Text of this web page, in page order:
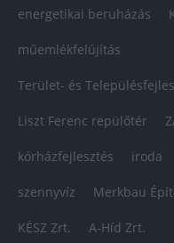
energetikai beruházás
műemlékfelújítás
Terület- és
Liszt Ferenc repülőtér
kórházfejlesztés iroda
szennyvíz Merkbau
KÉSZ Zrt. A-Híd Zrt.